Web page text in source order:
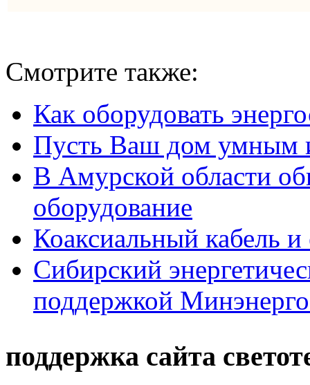
Смотрите также:
Как оборудовать
Пусть Ваш дом умным
В Амурской области
оборудование
Коаксиальный кабель
Сибирский
поддержкой
поддержка сайта